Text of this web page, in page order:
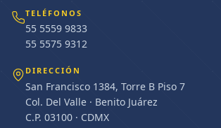
TELÉFONOS
55 5559 9833
55 5575 9312
DIRECCIÓN
San Francisco 1384, Torre B Piso 7
Col. Del Valle · Benito Juárez
C.P. 03100 · CDMX